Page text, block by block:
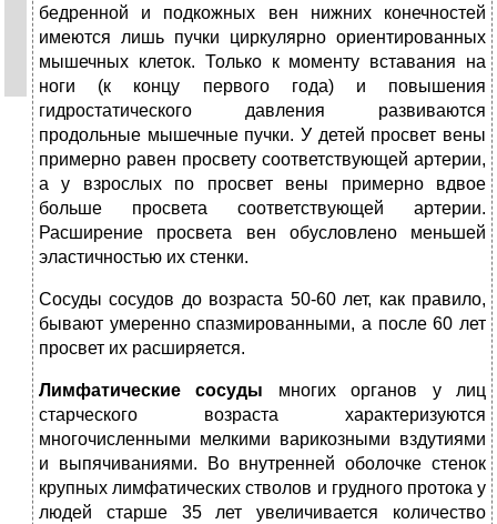
бедренной и подкожных вен нижних конечностей
имеются лишь пучки циркулярно ориентированных
мышечных клеток. Только к моменту вставания на
ноги (к концу первого года) и повышения
гидростатического давления развиваются
продольные мышечные пучки. У детей просвет вены
примерно равен просвету соответствующей артерии,
а у взрослых по просвет вены примерно вдвое
больше просвета соответствующей артерии.
Расширение просвета вен обусловлено меньшей
эластичностью их стенки.
Сосуды сосудов до возраста 50-60 лет, как правило,
бывают умеренно спазмированными, а после 60 лет
просвет их расширяется.
Лимфатические сосуды многих органов у лиц
старческого возраста характеризуются
многочисленными мелкими варикозными вздутиями
и выпячиваниями. Во внутренней оболочке стенок
крупных лимфатических стволов и грудного протока у
людей старше 35 лет увеличивается количество